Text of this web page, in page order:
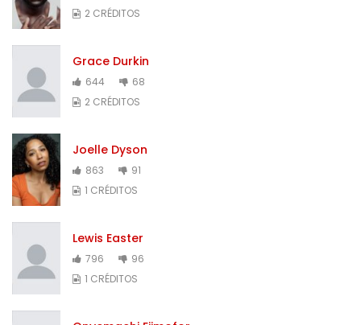
2 CRÉDITOS
Grace Durkin
644
68
2 CRÉDITOS
Joelle Dyson
863
91
1 CRÉDITOS
Lewis Easter
796
96
1 CRÉDITOS